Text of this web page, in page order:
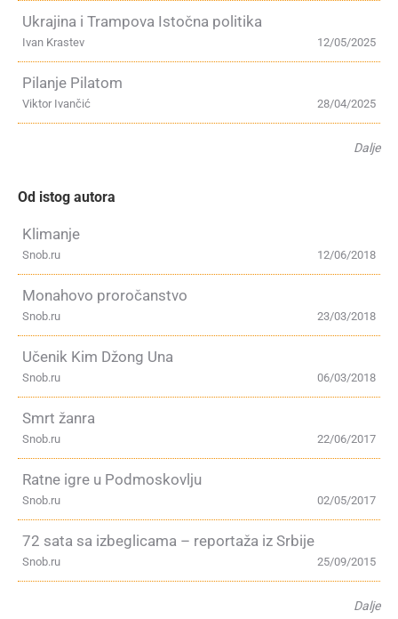
Ukrajina i Trampova Istočna politika
12/05/2025
Ivan Krastev
Pilanje Pilatom
28/04/2025
Viktor Ivančić
Dalje
Od istog autora
Klimanje
12/06/2018
Snob.ru
Monahovo proročanstvo
23/03/2018
Snob.ru
Učenik Kim Džong Una
06/03/2018
Snob.ru
Smrt žanra
22/06/2017
Snob.ru
Ratne igre u Podmoskovlju
02/05/2017
Snob.ru
72 sata sa izbeglicama – reportaža iz Srbije
25/09/2015
Snob.ru
Dalje